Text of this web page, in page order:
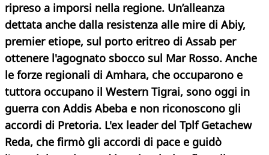
ripreso a imporsi nella regione. Un’alleanza
dettata anche dalla resistenza alle mire di Abiy,
premier etiope, sul porto eritreo di Assab per
ottenere l'agognato sbocco sul Mar Rosso. Anche
le forze regionali di Amhara, che occuparono e
tuttora occupano il Western Tigrai, sono oggi in
guerra con Addis Abeba e non riconoscono gli
accordi di Pretoria. L'ex leader del Tplf Getachew
Reda, che firmò gli accordi di pace e guidò